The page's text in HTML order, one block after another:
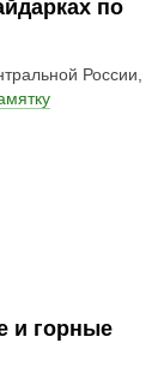
по
России,
и горные